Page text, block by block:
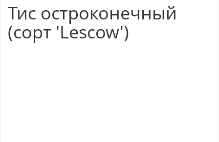
Тис остроконечный
(сорт 'Lescow')